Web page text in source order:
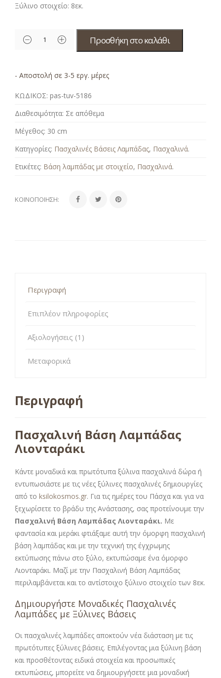
Ξύλινο στοιχείο: 8εκ.
Προσθήκη στο καλάθι
- Αποστολή σε 3-5 εργ. μέρες
ΚΩΔΙΚΟΣ: pas-tuv-5186
Διαθεσιμότητα: Σε απόθεμα
Μέγεθος: 30 cm
Κατηγορίες: Πασχαλινές Βάσεις Λαμπάδας, Πασχαλινά.
Ετικέτες: Βάση λαμπάδας με στοιχείο, Πασχαλινά.
ΚΟΙΝΟΠΟΊΗΣΗ:
Περιγραφή
Επιπλέον πληροφορίες
Αξιολογήσεις (1)
Μεταφορικά
Περιγραφή
Πασχαλινή Βάση Λαμπάδας
Λιονταράκι
Κάντε μοναδικά και πρωτότυπα ξύλινα πασχαλινά δώρα ή
εντυπωσιάστε με τις νέες ξύλινες πασχαλινές δημιουργίες
από το ksilokosmos.gr. Για τις ημέρες του Πάσχα και για να
ξεχωρίσετε το βράδυ της Ανάστασης, σας προτείνουμε την
Πασχαλινή Βάση Λαμπάδας Λιονταράκι. Με
φαντασία και μεράκι φτιάξαμε αυτή την όμορφη πασχαλινή
βάση λαμπάδας και με την τεχνική της έγχρωμης
εκτύπωσης πάνω στο ξύλο, εκτυπώσαμε ένα όμορφο
Λιονταράκι. Μαζί με την Πασχαλινή Βάση Λαμπάδας
περιλαμβάνεται και το αντίστοιχο ξύλινο στοιχείο των 8εκ.
Δημιουργήστε Μοναδικές Πασχαλινές
Λαμπάδες με Ξύλινες Βάσεις
Οι πασχαλινές λαμπάδες αποκτούν νέα διάσταση με τις
πρωτότυπες ξύλινες βάσεις. Επιλέγοντας μια ξύλινη βάση
και προσθέτοντας ειδικά στοιχεία και προσωπικές
εκτυπώσεις, μπορείτε να δημιουργήσετε μια μοναδική